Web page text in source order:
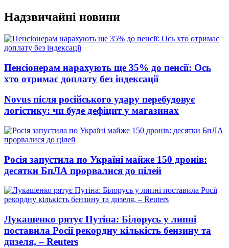
Перейти
до
вмісту
Надзвичайні новини
Пенсіонерам нарахують ще 35% до пенсії: Ось
хто отримає доплату без індексації
Novus після російського удару перебудовує
логістику: чи буде дефіцит у магазинах
Росія запустила по Україні майже 150 дронів:
десятки БпЛА прорвалися до цілей
Лукашенко рятує Путіна: Білорусь у липні
поставила Росії рекордну кількість бензину та
дизеля, – Reuters